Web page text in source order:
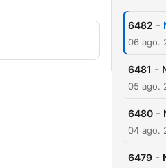
6482 -
06 ago.
6481 -
05 ago.
6480 -
04 ago.
6479 -